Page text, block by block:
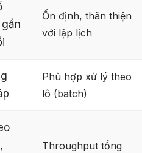
Ổn định, thân thiện
với lập lịch
Phù hợp xử lý theo
lô (batch)
Throughput tổng